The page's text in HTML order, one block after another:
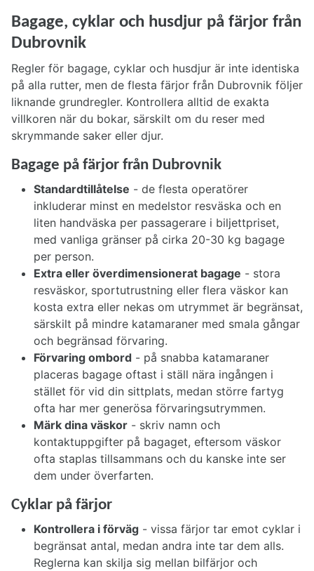
Bagage, cyklar och husdjur på färjor från
Dubrovnik
Regler för bagage, cyklar och husdjur är inte identiska
på alla rutter, men de flesta färjor från Dubrovnik följer
liknande grundregler. Kontrollera alltid de exakta
villkoren när du bokar, särskilt om du reser med
skrymmande saker eller djur.
Bagage på färjor från Dubrovnik
Standardtillåtelse - de flesta operatörer
inkluderar minst en medelstor resväska och en
liten handväska per passagerare i biljettpriset,
med vanliga gränser på cirka 20-30 kg bagage
per person.
Extra eller överdimensionerat bagage - stora
resväskor, sportutrustning eller flera väskor kan
kosta extra eller nekas om utrymmet är begränsat,
särskilt på mindre katamaraner med smala gångar
och begränsad förvaring.
Förvaring ombord - på snabba katamaraner
placeras bagage oftast i ställ nära ingången i
stället för vid din sittplats, medan större fartyg
ofta har mer generösa förvaringsutrymmen.
Märk dina väskor - skriv namn och
kontaktuppgifter på bagaget, eftersom väskor
ofta staplas tillsammans och du kanske inte ser
dem under överfarten.
Cyklar på färjor
Kontrollera i förväg - vissa färjor tar emot cyklar i
begränsat antal, medan andra inte tar dem alls.
Reglerna kan skilja sig mellan bilfärjor och